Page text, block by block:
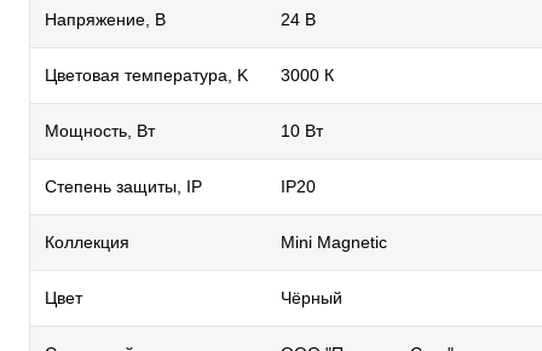
Напряжение, В 24 В
Цветовая температура, K 3000 К
Мощность, Вт 10 Вт
Степень защиты, IP IP20
Коллекция Mini Magnetic
Цвет Чёрный